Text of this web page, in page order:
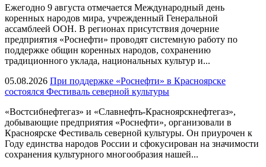
Ежегодно 9 августа отмечается Международный день
коренных народов мира, учрежденный Генеральной
ассамблеей ООН. В регионах присутствия дочерние
предприятия «Роснефти» проводят системную работу по
поддержке общин коренных народов, сохранению
традиционного уклада, национальных культур и...
05.08.2026 При поддержке «Роснефти» в Красноярске
состоялся Фестиваль северной культуры
«Востсибнефтегаз» и «Славнефть-Красноярскнефтегаз»,
добывающие предприятия «Роснефти», организовали в
Красноярске Фестиваль северной культуры. Он приурочен к
Году единства народов России и сфокусирован на значимости
сохранения культурного многообразия нашей...